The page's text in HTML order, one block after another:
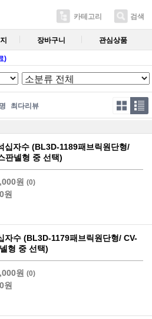
카테고리 검색
장바구니 관심상품
)
최다리뷰
십자수 (BL3D-1189패브릭원단형/
판넬형 중 선택)
원 (0)
원
자수 (BL3D-1179패브릭원단형/ CV-
형 중 선택)
원 (0)
원